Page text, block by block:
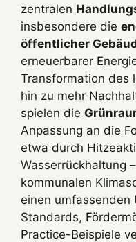
zentralen
insbesondere die
öffentlicher
erneuerbarer
Transformation des
hin zu mehr
spielen die
Anpassung an die
etwa durch
Wasserrückhaltung
kommunalen
einen umfassenden
Standards,
Practice-Beispiele